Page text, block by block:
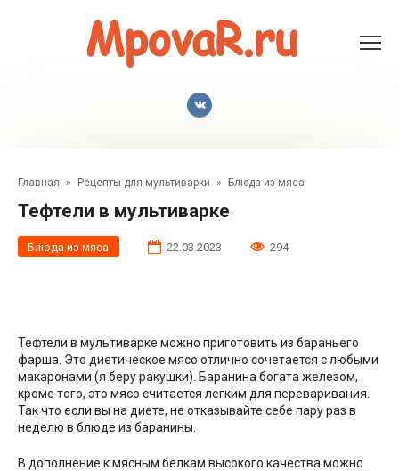
Главная » Рецепты для мультиварки » Блюда из мяса
Тефтели в мультиварке
Блюда из мяса 22.03.2023 294
Тефтели в мультиварке можно приготовить из бараньего
фарша. Это диетическое мясо отлично сочетается с любыми
макаронами (я беру ракушки). Баранина богата железом,
кроме того, это мясо считается легким для переваривания.
Так что если вы на диете, не отказывайте себе пару раз в
неделю в блюде из баранины.
В дополнение к мясным белкам высокого качества можно